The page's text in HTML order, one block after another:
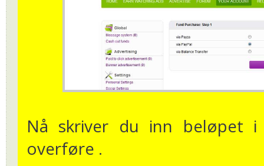
Nå skriver du inn beløpet
overføre .